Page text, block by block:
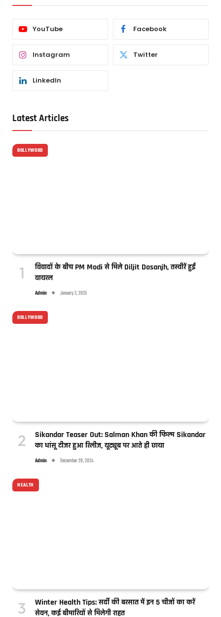
YouTube Facebook
Instagram Twitter
LinkedIn
Latest Articles
BOLLYWOOD
विवादों के बीच PM Modi से मिले Diljit Dosanjh, तस्वीरें हुईं
वायरल
Admin January 2, 2025
BOLLYWOOD
Sikandar Teaser Out: Salman Khan की फिल्म Sikandar
का धांसू टीजर हुआ रिलीज, यूट्यूब पर आते ही छाया
Admin December 29, 2024
HEALTH
Winter Health Tips: सर्दी की बरसात में इन 5 चीजों का करें
सेवन, कई बीमारियों से मिलेगी राहत